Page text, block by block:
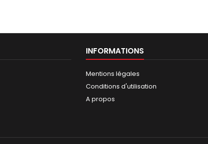
INFORMATIONS
Mentions légales
Conditions d'utilisation
A propos